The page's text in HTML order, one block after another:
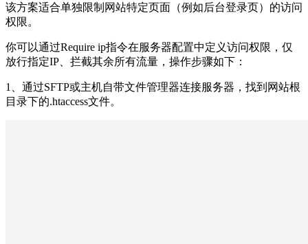
该方案适合单独限制网站特定页面（例如后台登录页）的访问
权限。
你可以通过Require ip指令在服务器配置中定义访问权限，仅
放行指定IP、拦截其余所有流量，操作步骤如下：
1、通过SFTP或主机自带文件管理器连接服务器，找到网站根
目录下的.htaccess文件。